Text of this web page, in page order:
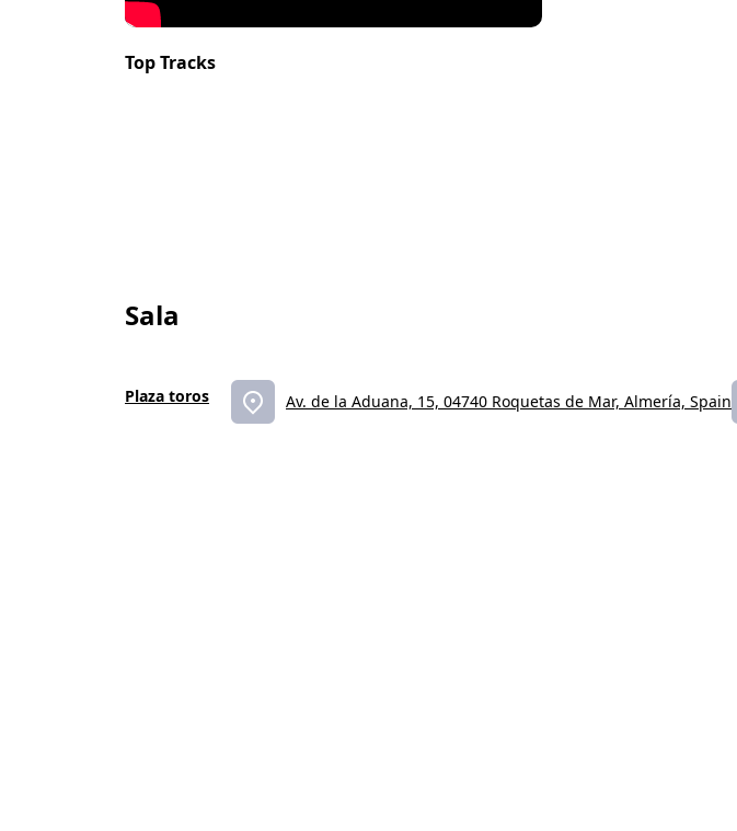
Top Tracks
Sala
Plaza toros Av. de la Aduana, 15, 04740 Roquetas de Mar, Almería, Spain